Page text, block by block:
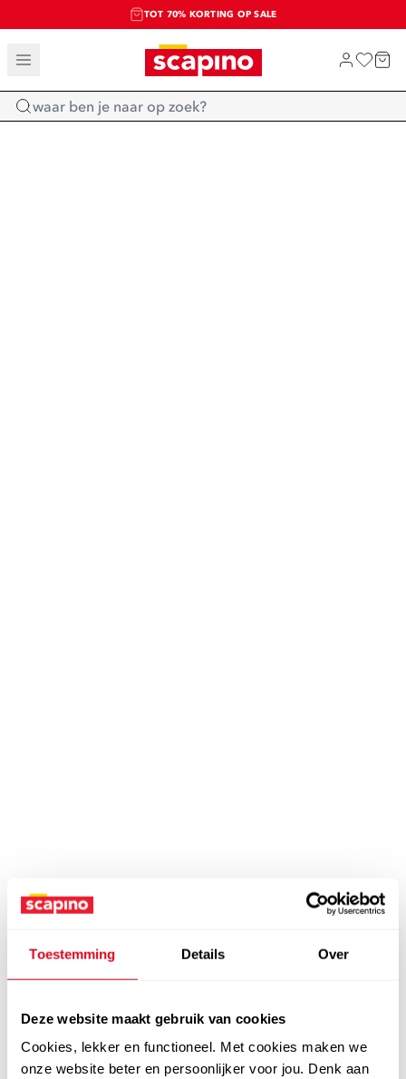
Toestemming Details Over
Deze website maakt gebruik van cookies
Cookies, lekker en functioneel. Met cookies maken we
onze website beter en persoonlijker voor jou. Denk aan
TOT 70% KORTING OP SALE
SALE: LAATSTE KANS!
SHOP NIEUW
Home